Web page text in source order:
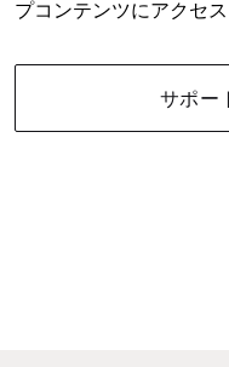
プコンテンツにアクセス
サポー